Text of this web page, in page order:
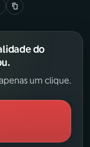
do
um clique.